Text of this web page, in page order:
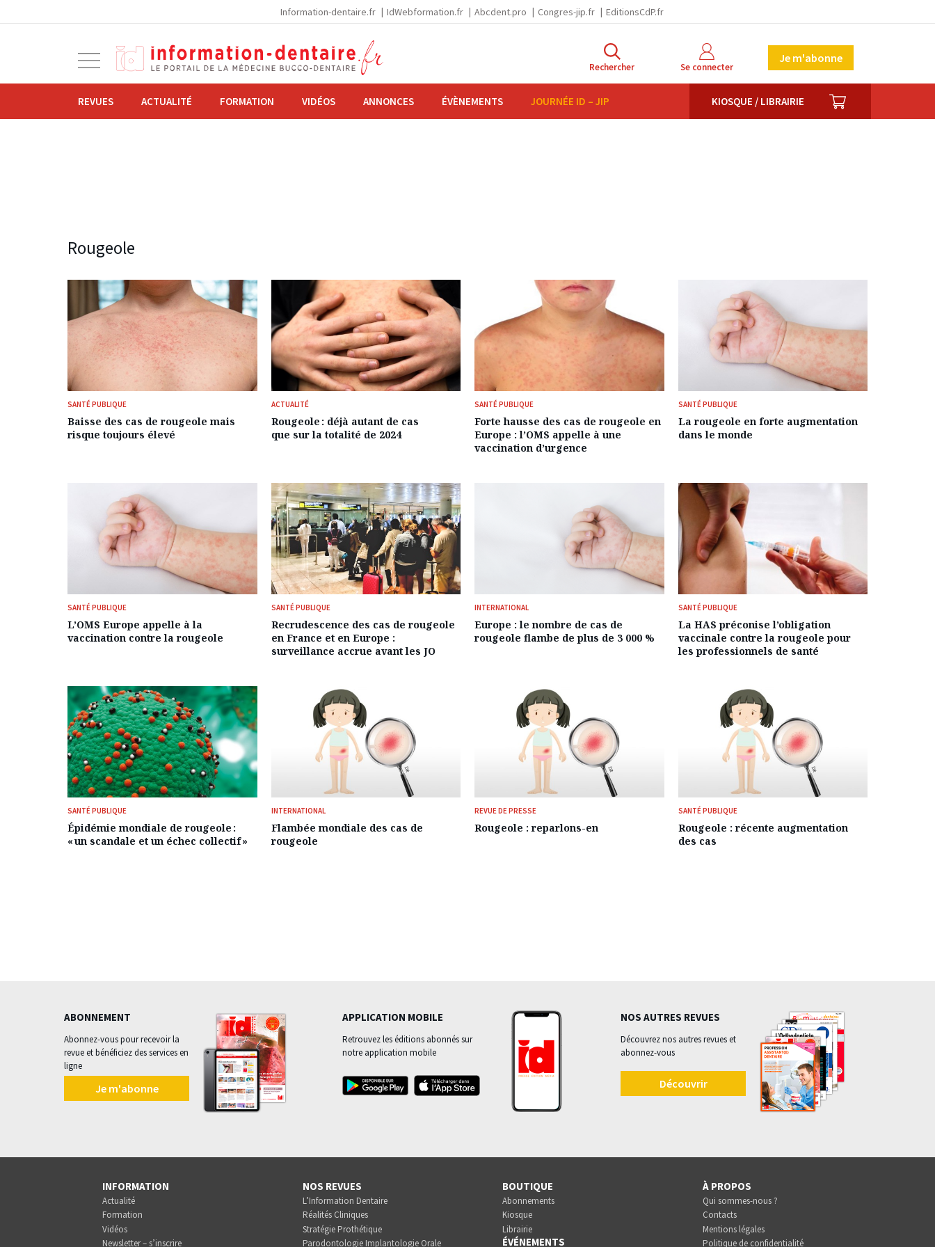
Information-dentaire.fr IdWebformation.fr Abcdent.pro Congres-jip.fr EditionsCdP.fr
navigation
Rechercher Se connecter
Je m'abonne
REVUES ACTUALITÉ FORMATION VIDÉOS ANNONCES ÉVÈNEMENTS JOURNÉE ID – JIP KIOSQUE / LIBRAIRIE PANIER
Rougeole
SANTÉ PUBLIQUE
Baisse des cas de rougeole mais
risque toujours élevé
ACTUALITÉ
Rougeole : déjà autant de cas
que sur la totalité de 2024
SANTÉ PUBLIQUE
Forte hausse des cas de rougeole en
Europe : l’OMS appelle à une
vaccination d’urgence
SANTÉ PUBLIQUE
La rougeole en forte augmentation
dans le monde
SANTÉ PUBLIQUE
L’OMS Europe appelle à la
vaccination contre la rougeole
SANTÉ PUBLIQUE
Recrudescence des cas de rougeole
en France et en Europe :
surveillance accrue avant les JO
INTERNATIONAL
Europe : le nombre de cas de
rougeole flambe de plus de 3 000 %
SANTÉ PUBLIQUE
La HAS préconise l’obligation
vaccinale contre la rougeole pour
les professionnels de santé
SANTÉ PUBLIQUE
Épidémie mondiale de rougeole :
« un scandale et un échec collectif »
INTERNATIONAL
Flambée mondiale des cas de
rougeole
REVUE DE PRESSE
Rougeole : reparlons-en
SANTÉ PUBLIQUE
Rougeole : récente augmentation
des cas
ABONNEMENT
Abonnez-vous pour recevoir la
revue et bénéficiez des services en
ligne
Je m'abonne
APPLICATION MOBILE
Retrouvez les éditions abonnés sur
notre application mobile
NOS AUTRES REVUES
Découvrez nos autres revues et
abonnez-vous
Découvrir
INFORMATION
Actualité
Formation
Vidéos
Newsletter – s’inscrire
NOS REVUES
L’Information Dentaire
Réalités Cliniques
Stratégie Prothétique
Parodontologie Implantologie Orale
BOUTIQUE
Abonnements
Kiosque
Librairie
ÉVÉNEMENTS
À PROPOS
Qui sommes-nous ?
Contacts
Mentions légales
Politique de confidentialité